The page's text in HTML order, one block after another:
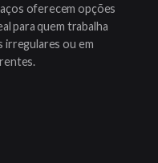
oferecem opções
para quem trabalha
irregulares ou em